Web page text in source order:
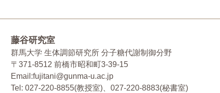
藤谷研究室
群馬大学 生体調節研究所 分子糖代謝制御分野
〒371-8512 前橋市昭和町3-39-15
Email:fujitani@gunma-u.ac.jp
Tel: 027-220-8855(教授室)、027-220-8883(秘書室)